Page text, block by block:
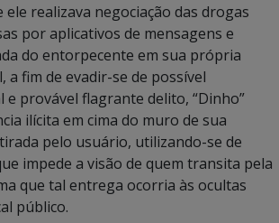
ele realizava negociação das drogas
por aplicativos de mensagens e
do entorpecente em sua própria
a fim de evadir-se de possível
e provável flagrante delito, “Dinho”
ilícita em cima do muro de sua
pelo usuário, utilizando-se de
impede a visão de quem transita pela
que tal entrega ocorria às ocultas
público.